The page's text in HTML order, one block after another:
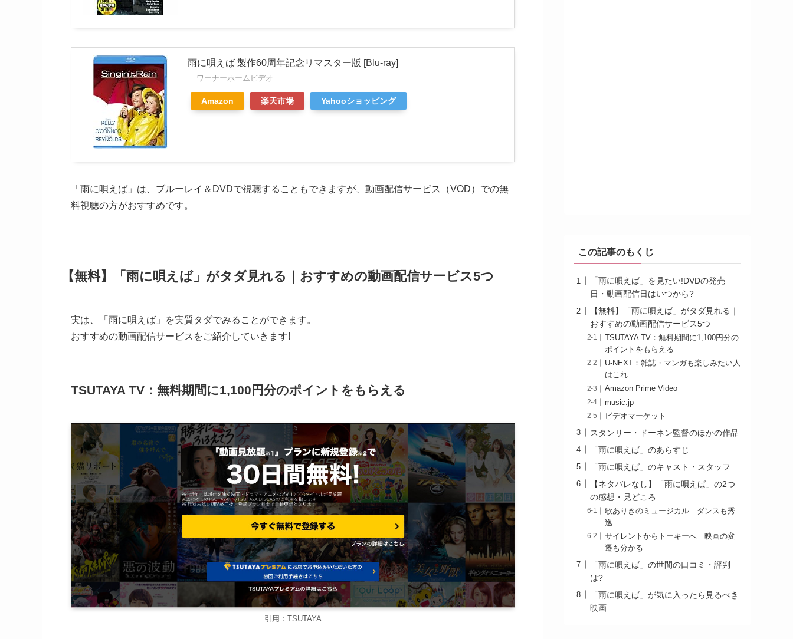
雨に唄えば 製作60周年記念リマスター版 [Blu-ray]
ワーナーホームビデオ
Amazon 楽天市場 Yahooショッピング
「雨に唄えば」は、ブルーレイ＆DVDで視聴することもできますが、動画配信サービス（VOD）での無
料視聴の方がおすすめです。
【無料】「雨に唄えば」がタダ見れる｜おすすめの動画配信サービス5つ
実は、「雨に唄えば」を実質タダでみることができます。
おすすめの動画配信サービスをご紹介していきます!
TSUTAYA TV：無料期間に1,100円分のポイントをもらえる
引用：TSUTAYA
この記事のもくじ
「雨に唄えば」を見たい!DVDの発売
日・動画配信日はいつから?
【無料】「雨に唄えば」がタダ見れる｜
おすすめの動画配信サービス5つ
TSUTAYA TV：無料期間に1,100円分の
ポイントをもらえる
U-NEXT：雑誌・マンガも楽しみたい人
はこれ
Amazon Prime Video
music.jp
ビデオマーケット
スタンリー・ドーネン監督のほかの作品
「雨に唄えば」のあらすじ
「雨に唄えば」のキャスト・スタッフ
【ネタバレなし】「雨に唄えば」の2つ
の感想・見どころ
歌ありきのミュージカル ダンスも秀
逸
サイレントからトーキーへ 映画の変
遷も分かる
「雨に唄えば」の世間の口コミ・評判
は?
「雨に唄えば」が気に入ったら見るべき
映画